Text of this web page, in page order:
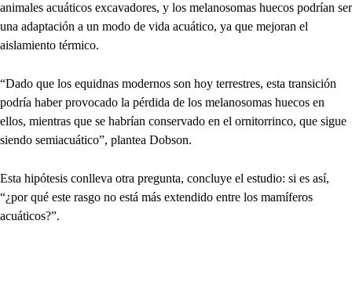
animales acuáticos excavadores, y los melanosomas huecos podrían ser
una adaptación a un modo de vida acuático, ya que mejoran el
aislamiento térmico.
“Dado que los equidnas modernos son hoy terrestres, esta transición
podría haber provocado la pérdida de los melanosomas huecos en
ellos, mientras que se habrían conservado en el ornitorrinco, que sigue
siendo semiacuático”, plantea Dobson.
Esta hipótesis conlleva otra pregunta, concluye el estudio: si es así,
“¿por qué este rasgo no está más extendido entre los mamíferos
acuáticos?”.